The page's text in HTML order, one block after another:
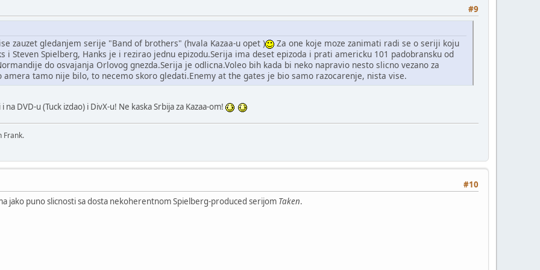
#9
zauzet gledanjem serije "Band of brothers" (hvala Kazaa-u opet )
Za one koje moze zanimati radi se o seriji koju
i Steven Spielberg, Hanks je i rezirao jednu epizodu.Serija ima deset epizoda i prati americku 101 padobransku od
do osvajanja Orlovog gnezda.Serija je odlicna.Voleo bih kada bi neko napravio nesto slicno vezano za
tamo nije bilo, to necemo skoro gledati.Enemy at the gates je bio samo razocarenje, nista vise.
na DVD-u (Tuck izdao) i DivX-u! Ne kaska Srbija za Kazaa-om!
Frank.
#10
jako puno slicnosti sa dosta nekoherentnom Spielberg-produced serijom Taken.